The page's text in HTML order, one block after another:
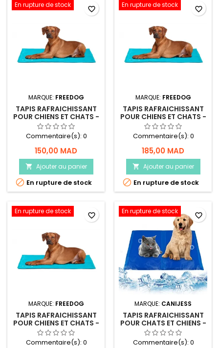
En rupture de stock
MARQUE: FREEDOG
TAPIS RAFRAICHISSANT
POUR CHIENS ET CHATS -
TAILLE S - FREEDOG
Commentaire(s): 0
150,00 MAD
 Ajouter au panier
 En rupture de stock
favorite_border En rupture de stock
MARQUE: FREEDOG
TAPIS RAFRAICHISSANT
POUR CHIENS ET CHATS -
TAILLE M - FREEDOG
Commentaire(s): 0
185,00 MAD
 Ajouter au panier
 En rupture de stock
favorite_border
En rupture de stock
MARQUE: FREEDOG
TAPIS RAFRAICHISSANT
POUR CHIENS ET CHATS -
TAILLE L - FREEDOG
Commentaire(s): 0
favorite_border En rupture de stock
MARQUE: CANIJESS
TAPIS RAFRAICHISSANT
POUR CHATS ET CHIENS -
CANIJESS
Commentaire(s): 0
favorite_border